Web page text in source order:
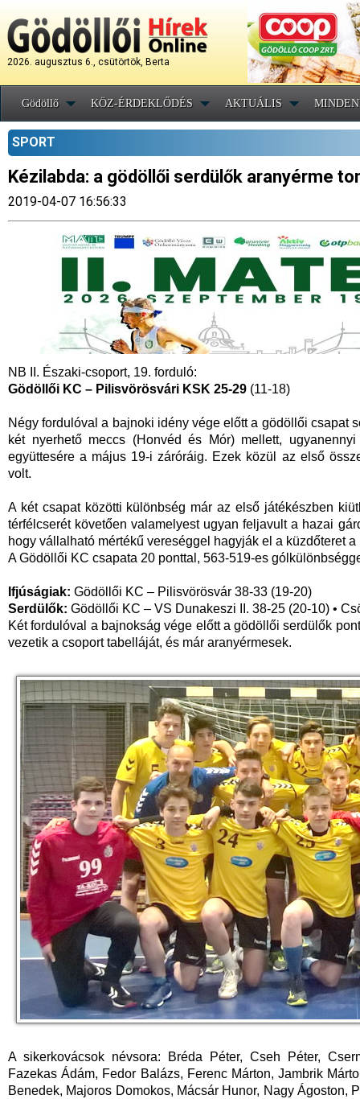
2026. augusztus 6., csütörtök, Berta
Gödöllő KÖZ-ÉRDEKLŐDÉS AKTUÁLIS
SPORT
Kézilabda: a gödöllői serdülők aranyérme
2019-04-07 16:56:33
NB II. Északi-csoport, 19. forduló:
Gödöllői KC – Pilisvörösvári KSK 25-29 (11-18)
Négy fordulóval a bajnoki idény vége előtt a gödöllői csapat
két nyerhető meccs (Honvéd és Mór) mellett,
együttesére a május 19-i záróráig. Ezek közül az első
volt.
A két csapat közötti különbség már az első játékészben
térfélcserét követően valamelyest ugyan feljavult a hazai
hogy vállalható mértékű vereséggel hagyják el a küzdőteret
A Gödöllői KC csapata 20 ponttal, 563-519-es
Ifjúságiak: Gödöllői KC – Pilisvörösvár 38-33 (19-20)
Serdülők: Gödöllői KC – VS Dunakeszi II. 38-25 (20-10) •
Két fordulóval a bajnokság vége előtt a gödöllői serdülők
vezetik a csoport tabelláját, és már aranyérmesek.
A sikerkovácsok névsora: Bréda Péter, Cseh Péter,
Fazekas Ádám, Fedor Balázs, Ferenc Márton, Jambrik
Benedek, Majoros Domokos, Mácsár Hunor, Nagy Ágoston,